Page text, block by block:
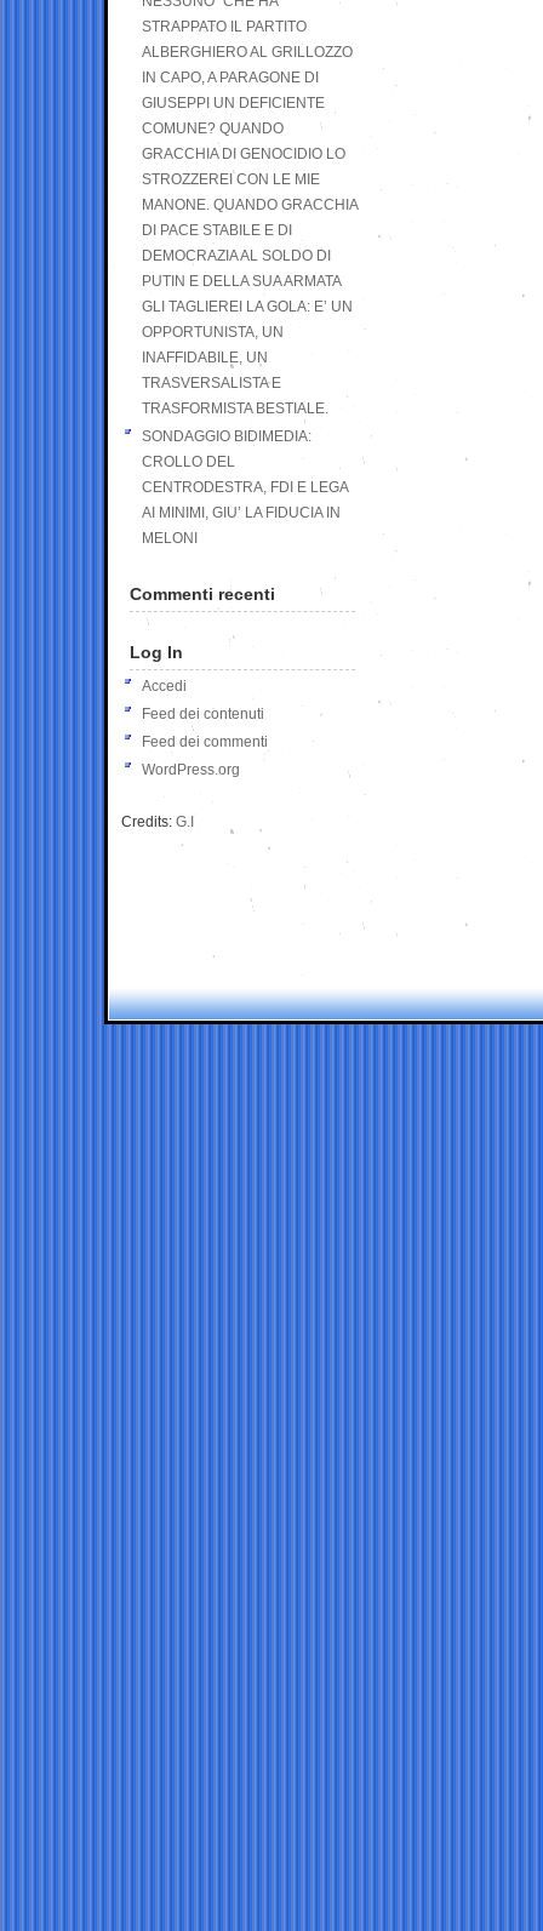
STRAPPATO IL PARTITO
ALBERGHIERO AL GRILLOZZO
IN CAPO, A PARAGONE DI
GIUSEPPI UN DEFICIENTE
COMUNE? QUANDO
GRACCHIA DI GENOCIDIO LO
STROZZEREI CON LE MIE
MANONE. QUANDO GRACCHIA
DI PACE STABILE E DI
DEMOCRAZIA AL SOLDO DI
PUTIN E DELLA SUA ARMATA
GLI TAGLIEREI LA GOLA: E’ UN
OPPORTUNISTA, UN
INAFFIDABILE, UN
TRASVERSALISTA E
TRASFORMISTA BESTIALE.
SONDAGGIO BIDIMEDIA:
CROLLO DEL
CENTRODESTRA, FDI E LEGA
AI MINIMI, GIU’ LA FIDUCIA IN
MELONI
Commenti recenti
Log In
Accedi
Feed dei contenuti
Feed dei commenti
WordPress.org
Credits: G.I